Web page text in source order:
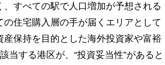
、すべての駅で人口増加が予想される
住宅購入層の手が届くエリアとして
保持を目的とした海外投資家や富裕
当する港区が、“投資妥当性”があると